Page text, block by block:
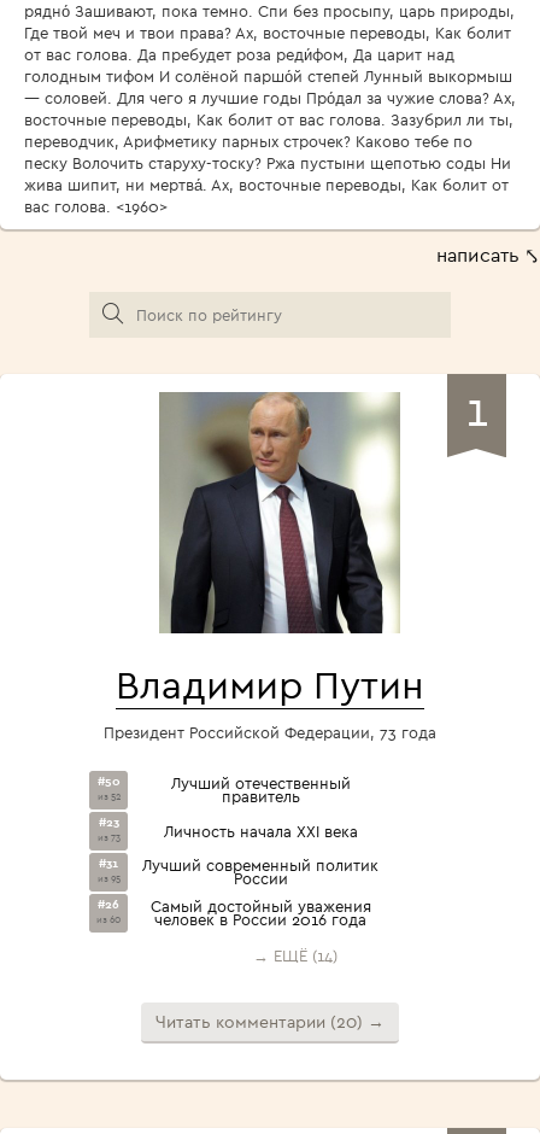
рядно́ Зашивают, пока темно. Спи без просыпу, царь природы,
Где твой меч и твои права? Ах, восточные переводы, Как болит
от вас голова. Да пребудет роза реди́фом, Да царит над
голодным тифом И солёной паршо́й степей Лунный выкормыш
— соловей. Для чего я лучшие годы Про́дал за чужие слова? Ах,
восточные переводы, Как болит от вас голова. Зазубрил ли ты,
переводчик, Арифметику парных строчек? Каково тебе по
песку Волочить старуху-тоску? Ржа пустыни щепотью соды Ни
жива шипит, ни мертва́. Ах, восточные переводы, Как болит от
вас голова. <1960>
написать ⤣
1
Владимир Путин
Президент Российской Федерации, 73 года
#50
из 52
Лучший отечественный
правитель
#23
из 73 Личность начала XXI века
#31
из 95
Лучший современный политик
России
#26
из 60
Самый достойный уважения
человек в России 2016 года
→ ЕЩЁ (14)
Читать комментарии (20) →